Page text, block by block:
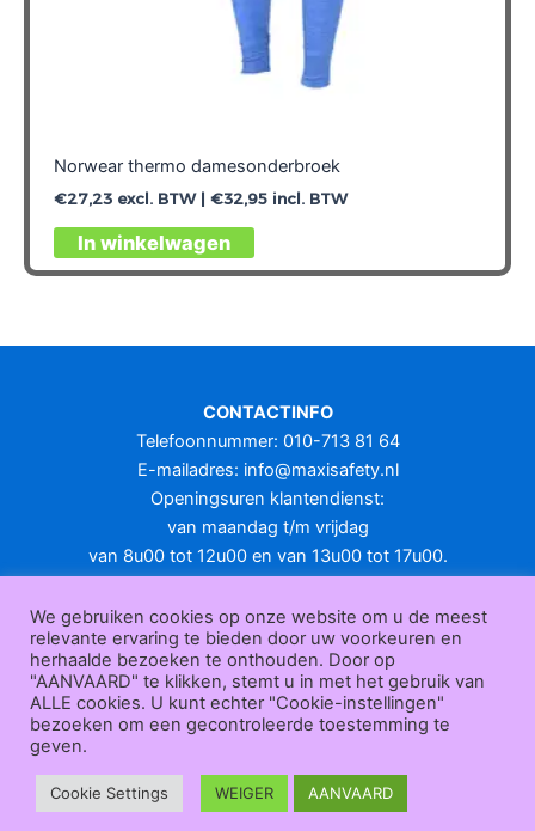
Norwear thermo damesonderbroek
€27,23excl. BTW | €32,95incl. BTW
In winkelwagen
Dit
product
variaties.
optie
gekozen
worden
op
productpagina
CONTACTINFO
Telefoonnummer: 010-713 81 64
E-mailadres: info@maxisafety.nl
Openingsuren klantendienst:
van maandag t/m vrijdag
van 8u00 tot 12u00 en van 13u00 tot 17u00.
KLANTENSERVICE
Over
ons|Bedrijfsgegevens| F.A.Q.|Bestelprocedure | Betaling
ending | Retourneren|Herroepingsrecht|Herroepingsfunctie
ederverkoop|Bedrukken|Contact
Algemene voorwaarden
Maxisafety.nl © 2026
We gebruiken cookies op onze website om u de meest
relevante ervaring te bieden door uw voorkeuren en
herhaalde bezoeken te onthouden. Door op
"AANVAARD" te klikken, stemt u in met het gebruik van
ALLE cookies. U kunt echter "Cookie-instellingen"
bezoeken om een gecontroleerde toestemming te
geven.
Cookie Settings WEIGER AANVAARD